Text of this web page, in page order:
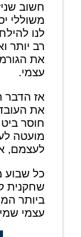
חשוב
משוללי
לנו
רב יותר
את
עצמי.
אז הדבר
את
חוסר
מועטה
לעצמם,
כל שבוע
שחקנית
ביותר
עצמי